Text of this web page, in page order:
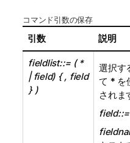
コマンド引数の保存
引数 説明
fieldlist::= (*
| field) { , field
} )
選択す
て * を
されま